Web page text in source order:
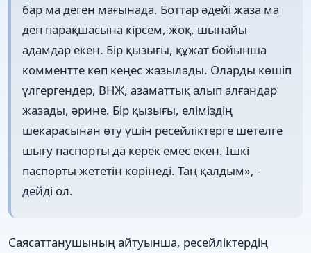
бар ма деген мағынада. Боттар әдейі жаза ма
деп парақшасына кірсем, жоқ, шынайы
адамдар екен. Бір қызығы, құжат бойынша
комментте көп кеңес жазылады. Оларды көшіп
үлгергендер, ВНЖ, азаматтық алып алғандар
жазады, әрине. Бір қызығы, еліміздің
шекарасынан өту үшін ресейліктерге шетелге
шығу паспорты да керек емес екен. Ішкі
паспорты жететін көрінеді. Таң қалдым», -
дейді ол.
Саясаттанушының айтуынша, ресейліктердің